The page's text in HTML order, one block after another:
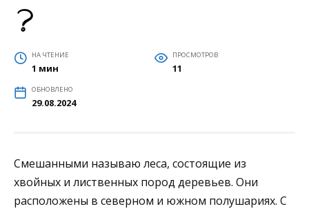
НА ЧТЕНИЕ
1 мин
ПРОСМОТРОВ
11
ОБНОВЛЕНО
29.08.2024
Смешанными называю леса, состоящие из
хвойных и лиственных пород деревьев. Они
расположены в северном и южном полушариях. С